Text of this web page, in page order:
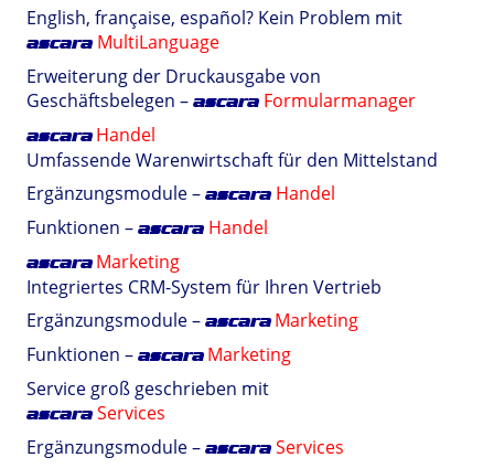
English, française, español? Kein Problem mit
ascara MultiLanguage
Erweiterung der Druckausgabe von
Geschäftsbelegen – ascara Formularmanager
ascara Handel
Umfassende Warenwirtschaft für den Mittelstand
Ergänzungsmodule – ascara Handel
Funktionen – ascara Handel
ascara Marketing
Integriertes CRM-System für Ihren Vertrieb
Ergänzungsmodule – ascara Marketing
Funktionen – ascara Marketing
Service groß geschrieben mit
ascara Services
Ergänzungsmodule – ascara Services